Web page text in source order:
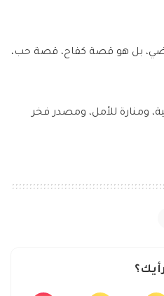
بل هو قصة كفاح، قصة حب،
ومنارة للأمل، ومصدر فخر